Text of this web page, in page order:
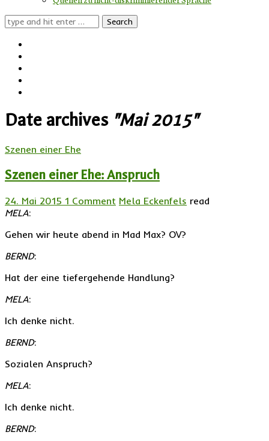
Search
for:
Date archives "Mai 2015"
Szenen einer Ehe
Szenen einer Ehe: Anspruch
24. Mai 2015 1 Comment Mela Eckenfels read
MELA:
Gehen wir heute abend in Mad Max? OV?
BERND:
Hat der eine tiefergehende Handlung?
MELA:
Ich denke nicht.
BERND:
Sozialen Anspruch?
MELA:
Ich denke nicht.
BERND: